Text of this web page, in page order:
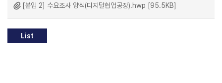
[붙임 2] 수요조사 양식(디지털협업공장).hwp [95.5KB]
List